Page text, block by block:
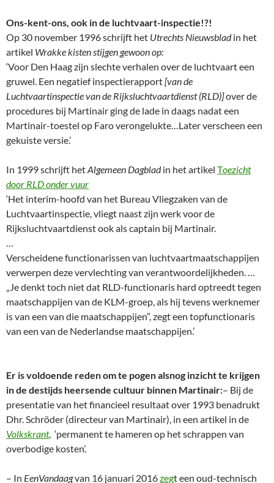
Ons-kent-ons, ook in de luchtvaart-inspectie!?!
Op 30 november 1996 schrijft het Utrechts Nieuwsbladin het
artikel Wrakke kisten stijgen gewoon op:
‘Voor Den Haag zijn slechte verhalen over de luchtvaart een
gruwel. Een negatief inspectierapport[van de
Luchtvaartinspectie van de Rijksluchtvaartdienst (RLD)]over de
procedures bij Martinair ging de lade in daags nadat een
Martinair-toestel op Faro verongelukte…Later verscheen een
gekuiste versie.’
In 1999 schrijft hetAlgemeen Dagbladin het artikel Toezicht
door RLD onder vuur
‘Het interim-hoofd van het Bureau Vliegzaken van de
Luchtvaartinspectie, vliegt naast zijn werk voor de
Rijksluchtvaartdienst ook als captain bij Martinair.
…
Verscheidene functionarissen van luchtvaartmaatschappijen
verwerpen deze vervlechting van verantwoordelijkheden. …
„Je denkt toch niet dat RLD-functionaris hard optreedt tegen
maatschappijen van de KLM-groep, als hij tevens werknemer
is van een van die maatschappijen”, zegt een topfunctionaris
van een van de Nederlandse maatschappijen.’
Er is voldoende reden om te pogen alsnog inzicht te krijgen
in de destijds heersende cultuur binnen Martinair:– Bij de
presentatie van het financieel resultaat over 1993 benadrukt
Dhr. Schröder (directeur van Martinair), in een artikel in de
Volkskrant, ‘permanent te hameren op het schrappen van
overbodige kosten’.
– In EenVandaagvan 16 januari 2016zegt een oud-technisch